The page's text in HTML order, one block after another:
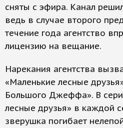
сняты с эфира. Канал
ведь в случае второго
течение года агентство
лицензию на вещание.
Нарекания агентства
«Маленькие лесные
Большого Джеффа». В
лесные друзья» в каждой
зверушка погибает